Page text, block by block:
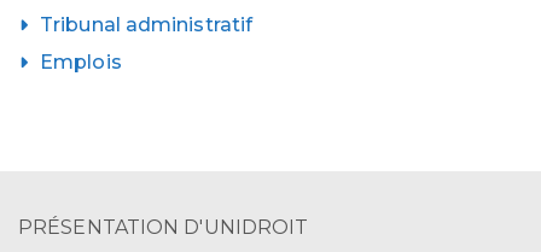
Tribunal administratif
Emplois
PRÉSENTATION D'UNIDROIT